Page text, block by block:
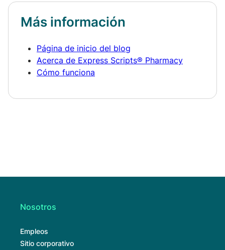
Más información
Página de inicio del blog
Acerca de Express Scripts® Pharmacy
Cómo funciona
Nosotros
Empleos
Sitio corporativo